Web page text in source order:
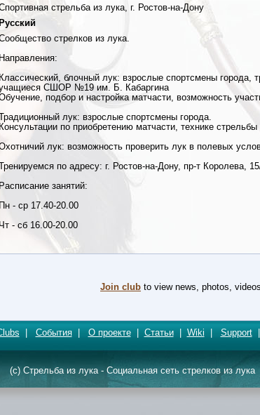
стрельба из лука, г. Ростов-на-Дону
Русский
стрелков из лука.
Направления:
Классический, блочный лук: взрослые спортсмены города,
СШОР №19 им. Б. Кабаргина
подбор и настройка матчасти, возможность
лук: взрослые спортсмены города.
Консультации по приобретению матчасти, технике стрельбы
лук: возможность проверить лук в полевых
по адресу: г. Ростов-на-Дону, пр-т Королева,
Расписание занятий:
Пн - ср 17.40-20.00
Чт - сб 16.00-20.00
Join club to view news, photos,
События| О проекте| Статьи| Wiki Support
(c) Стрельба из лука - Социальная сеть стрелков из лука